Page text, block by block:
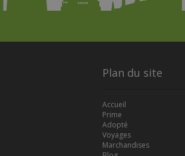
Plan du site
Accueil
Prime
Adopté
Voyages
Marchandises